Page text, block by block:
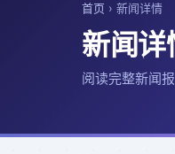
首页 › 新闻详情
新闻详
阅读完整新闻